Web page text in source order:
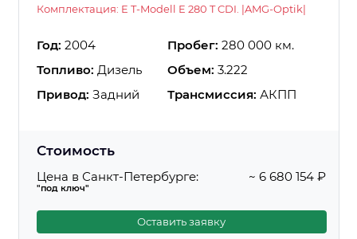
Комплектация: E T-Modell E 280 T CDI. |AMG-Optik|
Год: 2004 Пробег: 280 000 км.
Топливо: Дизель Объем: 3.222
Привод: Задний Трансмиссия: АКПП
Стоимость
Цена в Санкт-Петербурге:
"под ключ"
~ 6 680 154 ₽
Оставить заявку